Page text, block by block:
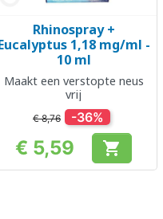
Rhinospray +
1,18 mg/ml -
10 ml
Maakt een verstopte neus
vrij
€ 8,76 -36%
Prijs
€ 5,59 